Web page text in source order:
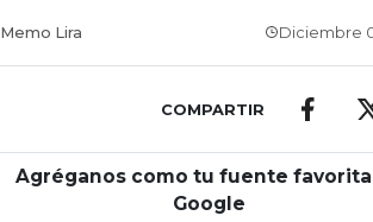
Memo Lira Diciembre
COMPARTIR
Agréganos como tu fuente
Google